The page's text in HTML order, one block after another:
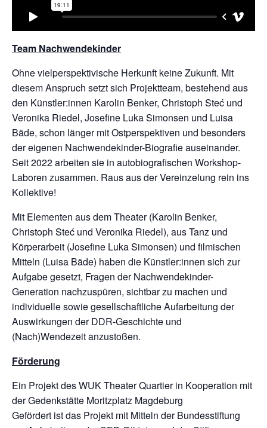
Team Nachwendekinder
Ohne vielperspektivische Herkunft keine Zukunft. Mit
diesem Anspruch setzt sich Projektteam, bestehend aus
den Künstler:innen Karolin Benker, Christoph Steć und
Veronika Riedel, Josefine Luka Simonsen und Luisa
Bäde, schon länger mit Ostperspektiven und besonders
der eigenen Nachwendekinder-Biografie auseinander.
Seit 2022 arbeiten sie in autobiografischen Workshop-
Laboren zusammen. Raus aus der Vereinzelung rein ins
Kollektive!
Mit Elementen aus dem Theater (Karolin Benker,
Christoph Steć und Veronika Riedel), aus Tanz und
Körperarbeit (Josefine Luka Simonsen) und filmischen
Mitteln (Luisa Bäde) haben die Künstler:innen sich zur
Aufgabe gesetzt, Fragen der Nachwendekinder-
Generation nachzuspüren, sichtbar zu machen und
individuelle sowie gesellschaftliche Aufarbeitung der
Auswirkungen der DDR-Geschichte und
(Nach)Wendezeit anzustoßen.
Förderung
Ein Projekt des WUK Theater Quartier in Kooperation mit
der Gedenkstätte Moritzplatz Magdeburg
Gefördert ist das Projekt mit Mitteln der Bundesstiftung